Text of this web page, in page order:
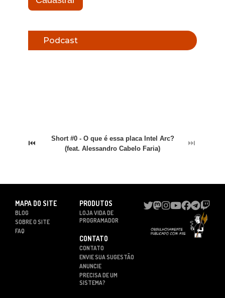
Podcast
⏮
Short #0 - O que é essa placa Intel Arc?
(feat. Alessandro Cabelo Faria)
⏭
MAPA DO SITE
BLOG
SOBRE O SITE
FAQ
PRODUTOS
LOJA VIDA DE
PROGRAMADOR
CONTATO
CONTATO
ENVIE SUA SUGESTÃO
ANUNCIE
PRECISA DE UM
SISTEMA?